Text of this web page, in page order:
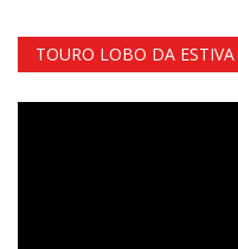
TOURO LOBO DA ESTIVA